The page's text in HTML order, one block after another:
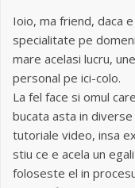
Ioio, ma friend, daca
specialitate pe
mare acelasi lucru,
personal pe ici-colo.
La fel face si omul
bucata asta in
tutoriale video, insa
stiu ce e acela un
foloseste el in